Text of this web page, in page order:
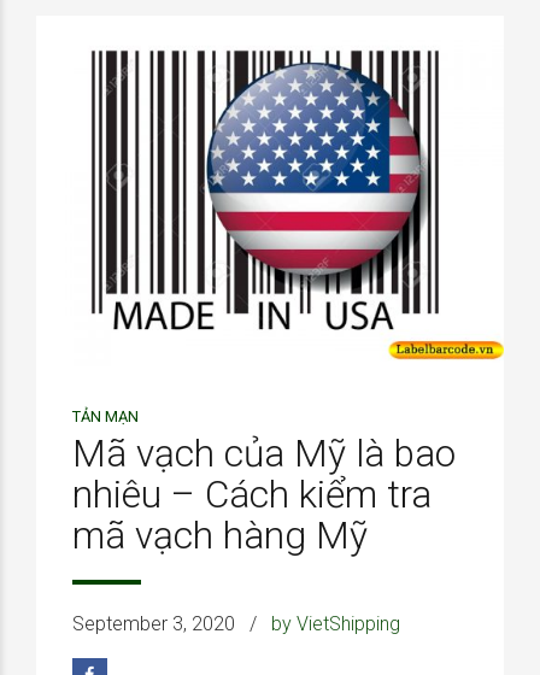
TẢN MẠN
Mã vạch của Mỹ là bao
nhiêu – Cách kiểm tra
mã vạch hàng Mỹ
September 3, 2020 by VietShipping